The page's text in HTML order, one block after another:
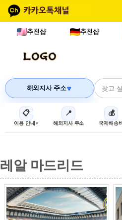
추천샵 추천샵
해외지사 주소🔽
📋
이용 안내
📍
해외지사 주소
💰
국제배송비
레알 마드리드